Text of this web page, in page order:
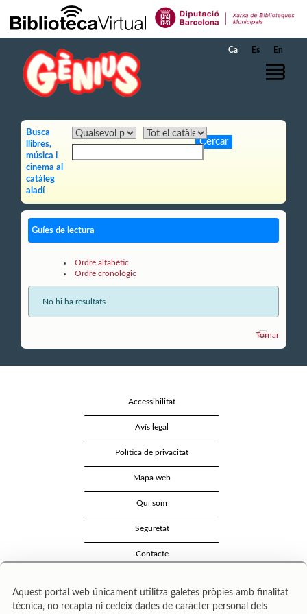
Salta al contingut principal
Ca Es En
Busca
llibres,
música i
cinema al
catàleg
aladí
Guíes de lectura
Ordre alfabètic
Ordre cronològic
No hi ha resultats
Tornar
Accessibilitat
Avís legal
Política de privacitat
Mapa web
Qui som
Seguretat
Contacte
Aquest portal web únicament utilitza galetes pròpies amb finalitat
tècnica, no recapta ni cedeix dades de caràcter personal dels